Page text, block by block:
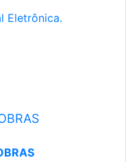
Eletrônica.